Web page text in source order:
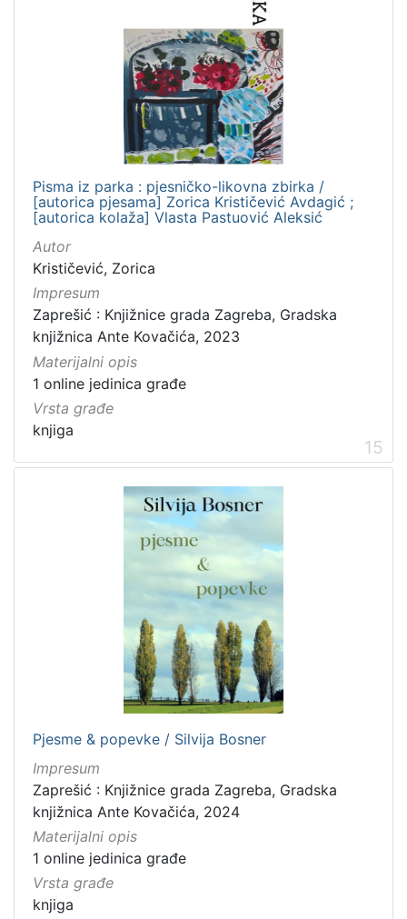
Pisma iz parka : pjesničko-likovna zbirka /
[autorica pjesama] Zorica Krističević Avdagić ;
[autorica kolaža] Vlasta Pastuović Aleksić
Autor
Krističević, Zorica
Impresum
Zaprešić : Knjižnice grada Zagreba, Gradska
knjižnica Ante Kovačića, 2023
Materijalni opis
1 online jedinica građe
Vrsta građe
knjiga
15
Pjesme & popevke / Silvija Bosner
Impresum
Zaprešić : Knjižnice grada Zagreba, Gradska
knjižnica Ante Kovačića, 2024
Materijalni opis
1 online jedinica građe
Vrsta građe
knjiga